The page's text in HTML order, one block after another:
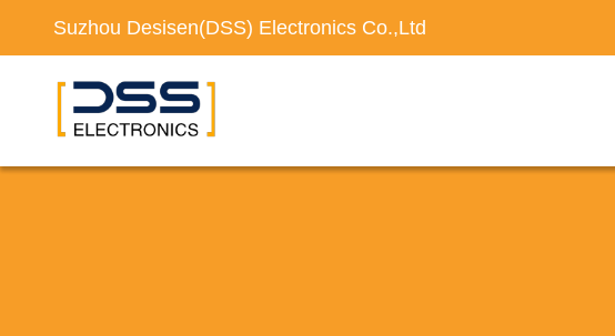
Suzhou Desisen(DSS) Electronics Co.,Ltd